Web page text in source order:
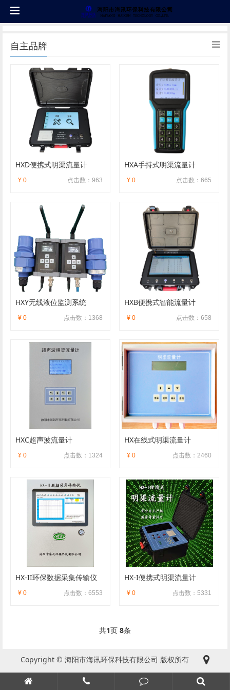
自主品牌
HXD便携式明渠流量计
点击数：963
¥ 0
HXA手持式明渠流量计
点击数：665
¥ 0
HXY无线液位监测系统
点击数：1368
¥ 0
HXB便携式智能流量计
点击数：658
¥ 0
HXC超声波流量计
点击数：1324
¥ 0
HX在线式明渠流量计
点击数：2460
¥ 0
HX-II环保数据采集传输仪
点击数：6553
¥ 0
HX-I便携式明渠流量计
点击数：5331
¥ 0
共1页 8条
Copyright © 海阳市海讯环保科技有限公司 版权所有